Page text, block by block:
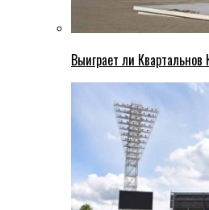
Выиграет ли